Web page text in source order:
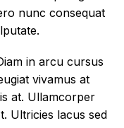
nunc consequat
in arcu cursus
vivamus at
at. Ullamcorper
Ultricies lacus sed